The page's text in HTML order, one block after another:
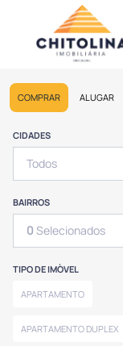
COMPRAR ALUGAR
CIDADES
BAIRROS
0 Selecionados
TIPO DE IMÒVEL
APARTAMENTO
APARTAMENTO DUPLEX